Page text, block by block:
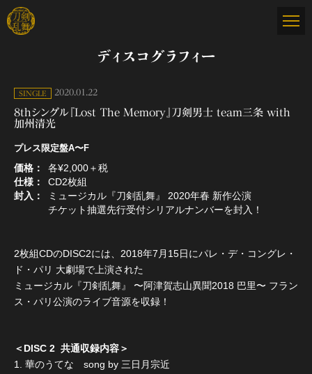
ディスコグラフィー
SINGLE 2020.01.22
8thシングル『Lost The Memory』刀剣男士 team三条 with
加州清光
プレス限定盤A〜F
価格
各¥2,000＋税
仕様
CD2枚組
封入
ミュージカル『刀剣乱舞』 2020年春 新作公演
チケット抽選先行受付シリアルナンバーを封入！
2枚組CDのDISC2には、2018年7月15日にパレ・デ・コングレ・
ド・パリ 大劇場で上演された
ミュージカル『刀剣乱舞』 〜阿津賀志山異聞2018 巴里〜 フラン
ス・パリ公演のライブ音源を収録！
＜DISC 2 共通収録内容＞
1. 華のうてな song by 三日月宗近